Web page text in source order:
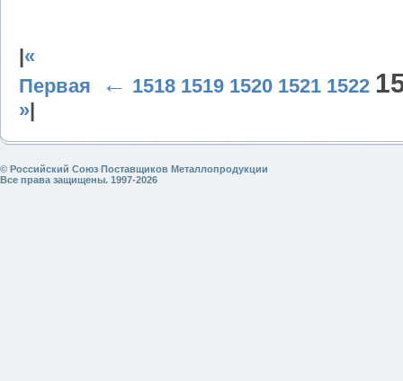
«
Первая
← 1518 1519 1520 1521 1522
»
© Российский Союз Поставщиков Металлопродукции
Все права защищены. 1997-2026